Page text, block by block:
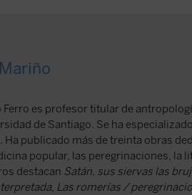
Ferro es profesor titular de
de Santiago. Se ha
Ha publicado más de treinta obras
popular, las peregrinaciones, la
destacan Satán, sus siervas las
, Las romerías /